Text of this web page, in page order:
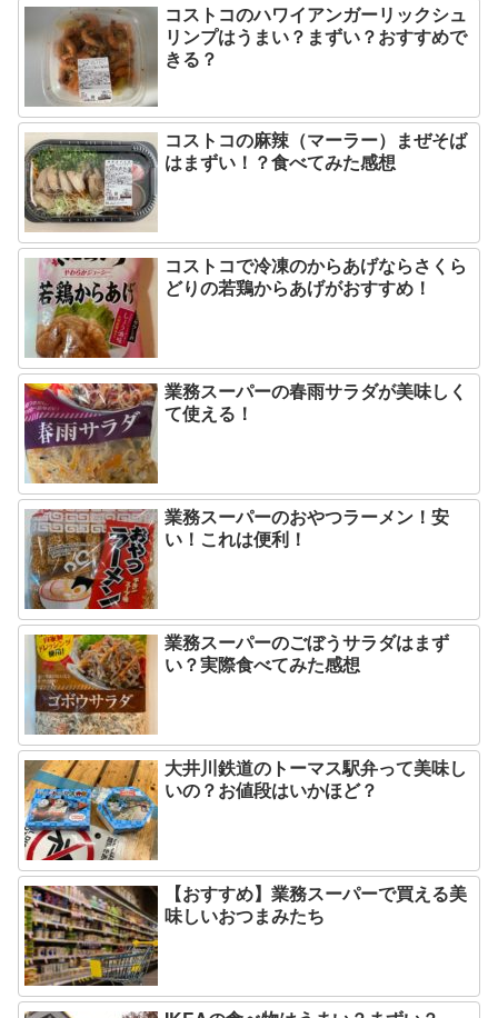
コストコのハワイアンガーリックシュ
リンプはうまい？まずい？おすすめで
きる？
コストコの麻辣（マーラー）まぜそば
はまずい！？食べてみた感想
コストコで冷凍のからあげならさくら
どりの若鶏からあげがおすすめ！
業務スーパーの春雨サラダが美味しく
て使える！
業務スーパーのおやつラーメン！安
い！これは便利！
業務スーパーのごぼうサラダはまず
い？実際食べてみた感想
大井川鉄道のトーマス駅弁って美味し
いの？お値段はいかほど？
【おすすめ】業務スーパーで買える美
味しいおつまみたち